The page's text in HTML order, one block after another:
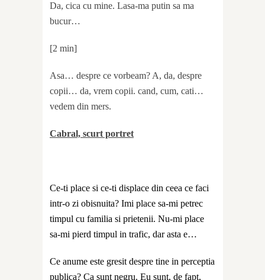
Da, cica cu mine. Lasa-ma putin sa ma
bucur…
[2 min]
Asa… despre ce vorbeam? A, da, despre
copii… da, vrem copii. cand, cum, cati…
vedem din mers.
Cabral, scurt portret
Ce-ti place si ce-ti displace din ceea ce faci
intr-o zi obisnuita? Imi place sa-mi petrec
timpul cu familia si prietenii. Nu-mi place
sa-mi pierd timpul in trafic, dar asta e…
Ce anume este gresit despre tine in perceptia
publica? Ca sunt negru. Eu sunt, de fapt,